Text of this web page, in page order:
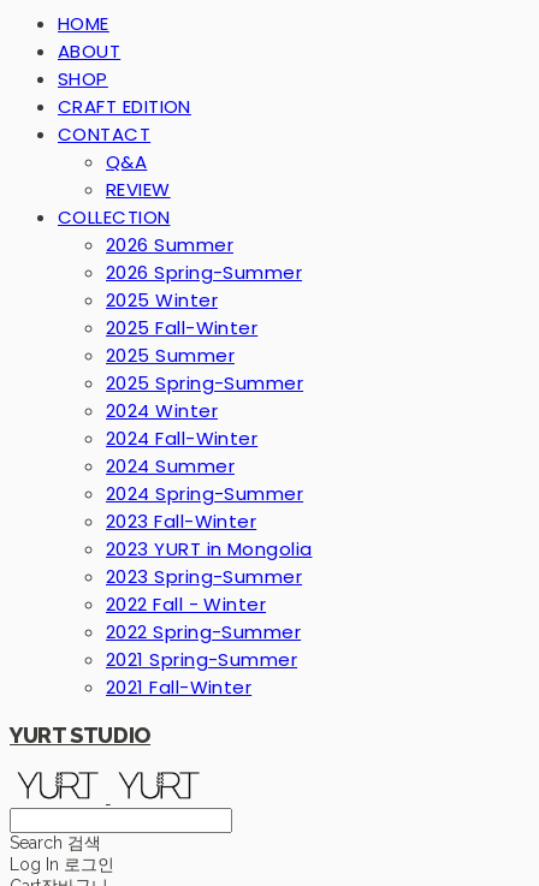
HOME
ABOUT
SHOP
CRAFT EDITION
CONTACT
Q&A
REVIEW
COLLECTION
2026 Summer
2026 Spring-Summer
2025 Winter
2025 Fall-Winter
2025 Summer
2025 Spring-Summer
2024 Winter
2024 Fall-Winter
2024 Summer
2024 Spring-Summer
2023 Fall-Winter
2023 YURT in Mongolia
2023 Spring-Summer
2022 Fall - Winter
2022 Spring-Summer
2021 Spring-Summer
2021 Fall-Winter
YURT STUDIO
Search 검색
Log In 로그인